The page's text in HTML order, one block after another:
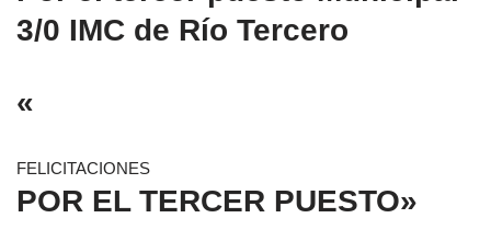
3/0 IMC de Río Tercero
«
FELICITACIONES
POR EL TERCER PUESTO»